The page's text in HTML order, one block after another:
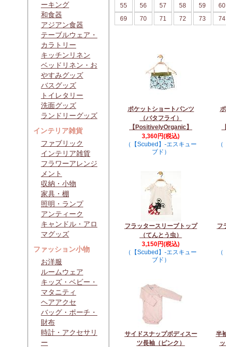
ーキング
和食器
アジアン食器
テーブルウェア・
カラトリー
キッチンリネン
ベッドリネン・お
やすみグッズ
バスグッズ
トイレタリー
洗面グッズ
ランドリーグッズ
インテリア雑貨
ファブリック
インテリア雑貨
フラワーアレンジ
メント
収納・小物
家具・棚
照明・ランプ
アンティーク
キャンドル・アロ
マグッズ
ファッション小物
お洋服
ルームウェア
キッズ・ベビー・
マタニティ
ヘアアクセ
バッグ・ポーチ・
財布
時計・アクセサリ
ー
55
56 57 58 59
60
69
70 71 72 73 74
ポケットショートパンツ
（バタフライ）
【PositivelyOrganic】
3,360円(税込)
（【Scubed】-エスキュー
ブド）
フラッタースリーブトップ
（てんとう虫）
3,150円(税込)
（【Scubed】-エスキュー
ブド）
フ
サイドスナップボディスー
ツ長袖（ピンク）
半